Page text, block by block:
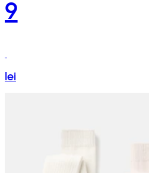
9
lei